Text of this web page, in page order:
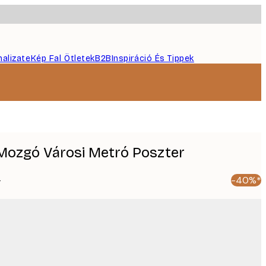
Kép Fal ÖtletekB2BInspiráció És Tippek
Városi Metró Poszter
-40%*